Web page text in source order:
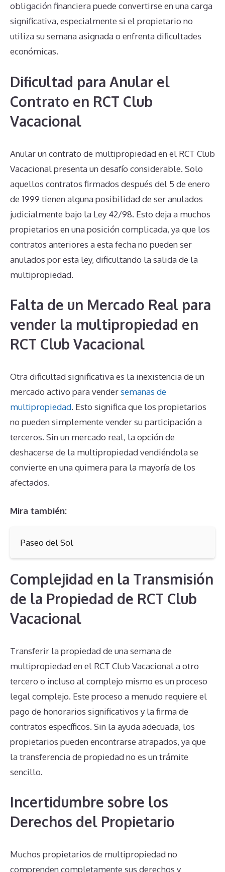
obligación financiera puede convertirse en una carga
significativa, especialmente si el propietario no
utiliza su semana asignada o enfrenta dificultades
económicas.
Dificultad para Anular el
Contrato en RCT Club
Vacacional
Anular un contrato de multipropiedad en el RCT Club
Vacacional presenta un desafío considerable. Solo
aquellos contratos firmados después del 5 de enero
de 1999 tienen alguna posibilidad de ser anulados
judicialmente bajo la Ley 42/98. Esto deja a muchos
propietarios en una posición complicada, ya que los
contratos anteriores a esta fecha no pueden ser
anulados por esta ley, dificultando la salida de la
multipropiedad.
Falta de un Mercado Real para
vender la multipropiedad en
RCT Club Vacacional
Otra dificultad significativa es la inexistencia de un
mercado activo para vendersemanas de
multipropiedad. Esto significa que los propietarios
no pueden simplemente vender su participación a
terceros. Sin un mercado real, la opción de
deshacerse de la multipropiedad vendiéndola se
convierte en una quimera para la mayoría de los
afectados.
Mira también:
Paseo del Sol
Complejidad en la Transmisión
de la Propiedad de RCT Club
Vacacional
Transferir la propiedad de una semana de
multipropiedad en el RCT Club Vacacional a otro
tercero o incluso al complejo mismo es un proceso
legal complejo. Este proceso a menudo requiere el
pago de honorarios significativos y la firma de
contratos específicos. Sin la ayuda adecuada, los
propietarios pueden encontrarse atrapados, ya que
la transferencia de propiedad no es un trámite
sencillo.
Incertidumbre sobre los
Derechos del Propietario
Muchos propietarios de multipropiedad no
comprenden completamente sus derechos y